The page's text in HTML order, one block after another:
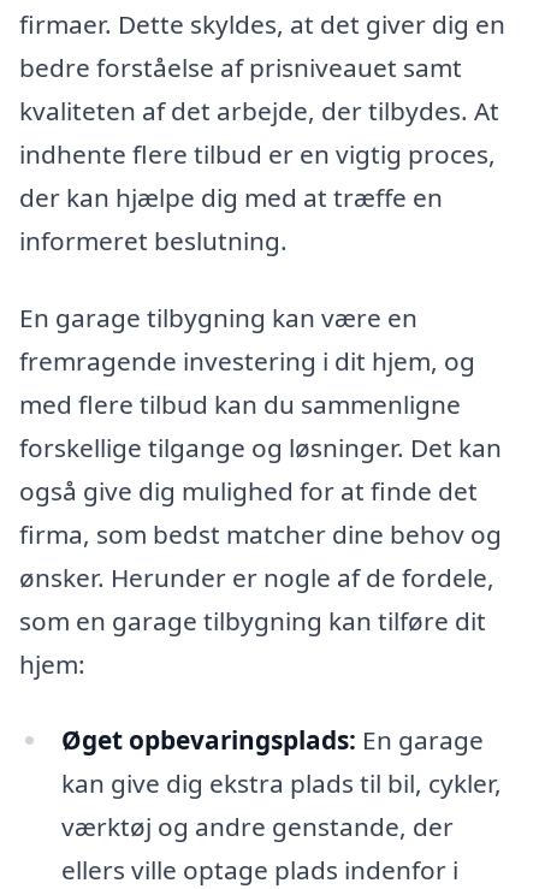
firmaer. Dette skyldes, at det giver dig en
bedre forståelse af prisniveauet samt
kvaliteten af det arbejde, der tilbydes. At
indhente flere tilbud er en vigtig proces,
der kan hjælpe dig med at træffe en
informeret beslutning.
En garage tilbygning kan være en
fremragende investering i dit hjem, og
med flere tilbud kan du sammenligne
forskellige tilgange og løsninger. Det kan
også give dig mulighed for at finde det
firma, som bedst matcher dine behov og
ønsker. Herunder er nogle af de fordele,
som en garage tilbygning kan tilføre dit
hjem:
Øget opbevaringsplads: En garage
kan give dig ekstra plads til bil, cykler,
værktøj og andre genstande, der
ellers ville optage plads indenfor i